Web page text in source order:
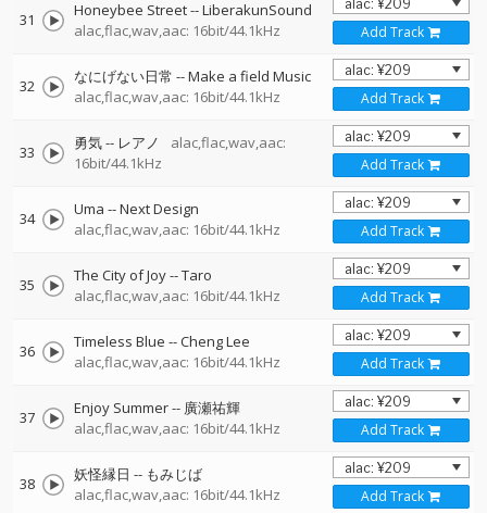
31 Honeybee Street--LiberakunSound
alac,flac,wav,aac: 16bit/44.1kHz
Add Track
32 なにげない日常 --Make a field Music
alac,flac,wav,aac: 16bit/44.1kHz
Add Track
33 勇気-- レアノ
alac,flac,wav,aac:
16bit/44.1kHz
Add Track
34 Uma --Next Design
alac,flac,wav,aac: 16bit/44.1kHz
Add Track
35 The City of Joy--Taro
alac,flac,wav,aac: 16bit/44.1kHz
Add Track
36 Timeless Blue --Cheng Lee
alac,flac,wav,aac: 16bit/44.1kHz
Add Track
37 Enjoy Summer-- 廣瀬祐輝
alac,flac,wav,aac: 16bit/44.1kHz
Add Track
38 妖怪縁日 -- もみじば
alac,flac,wav,aac: 16bit/44.1kHz
Add Track